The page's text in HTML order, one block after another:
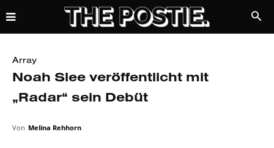
Array
Noah Slee veröffentlicht mit
„Radar“ sein Debüt
Von Melina Rehhorn